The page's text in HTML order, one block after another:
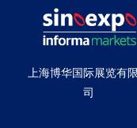
上海博华国际展览有
司